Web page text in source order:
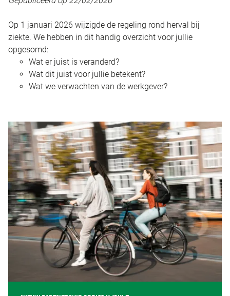
Op 1 januari 2026 wijzigde de regeling rond herval bij
ziekte. We hebben in dit handig overzicht voor jullie
opgesomd:
Wat er juist is veranderd?
Wat dit juist voor jullie betekent?
Wat we verwachten van de werkgever?